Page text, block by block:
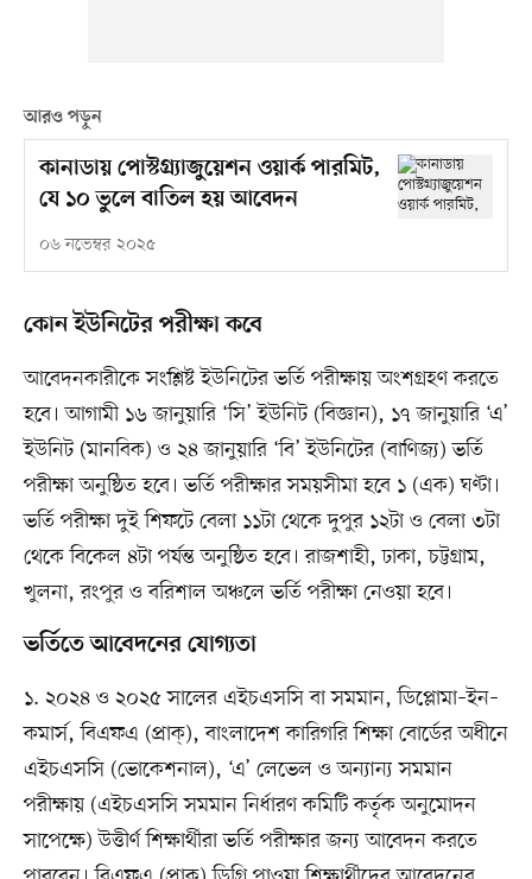
আরও পড়ুন
কানাডায় পোস্টগ্র্যাজুয়েশন ওয়ার্ক পারমিট,
যে ১০ ভুলে বাতিল হয় আবেদন
০৬ নভেম্বর ২০২৫
কোন ইউনিটের পরীক্ষা কবে
আবেদনকারীকে সংশ্লিষ্ট ইউনিটের ভর্তি পরীক্ষায় অংশগ্রহণ করতে
হবে। আগামী ১৬ জানুয়ারি ‘সি’ ইউনিট (বিজ্ঞান), ১৭ জানুয়ারি ‘এ’
ইউনিট (মানবিক) ও ২৪ জানুয়ারি ‘বি’ ইউনিটের (বাণিজ্য) ভর্তি
পরীক্ষা অনুষ্ঠিত হবে। ভর্তি পরীক্ষার সময়সীমা হবে ১ (এক) ঘণ্টা।
ভর্তি পরীক্ষা দুই শিফটে বেলা ১১টা থেকে দুপুর ১২টা ও বেলা ৩টা
থেকে বিকেল ৪টা পর্যন্ত অনুষ্ঠিত হবে। রাজশাহী, ঢাকা, চট্টগ্রাম,
খুলনা, রংপুর ও বরিশাল অঞ্চলে ভর্তি পরীক্ষা নেওয়া হবে।
ভর্তিতে আবেদনের যোগ্যতা
১. ২০২৪ ও ২০২৫ সালের এইচএসসি বা সমমান, ডিপ্লোমা–ইন–
কমার্স, বিএফএ (প্রাক্‌), বাংলাদেশ কারিগরি শিক্ষা বোর্ডের অধীনে
এইচএসসি (ভোকেশনাল), ‘এ’ লেভেল ও অন্যান্য সমমান
পরীক্ষায় (এইচএসসি সমমান নির্ধারণ কমিটি কর্তৃক অনুমোদন
সাপেক্ষে) উত্তীর্ণ শিক্ষার্থীরা ভর্তি পরীক্ষার জন্য আবেদন করতে